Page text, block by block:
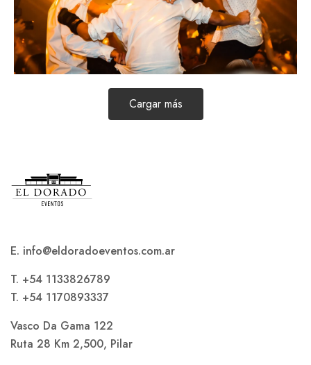
Cargar más
E. info@eldoradoeventos.com.ar
T. +54 1133826789
T. +54 1170893337
Vasco Da Gama 122
Ruta 28 Km 2,500, Pilar